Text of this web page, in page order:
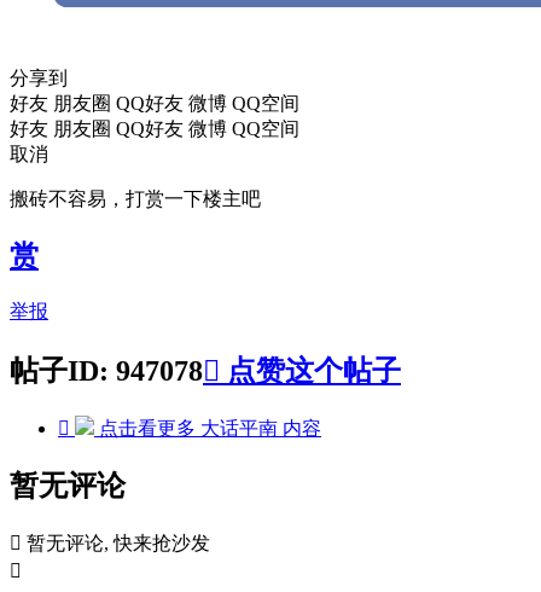
分享到
好友 朋友圈 QQ好友 微博 QQ空间
好友 朋友圈 QQ好友 微博 QQ空间
取消
搬砖不容易，打赏一下楼主吧
赏
举报
帖子ID: 947078 点赞这个帖子
 点击看更多 大话平南 内容
暂无评论
 暂无评论, 快来抢沙发
